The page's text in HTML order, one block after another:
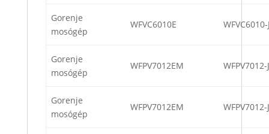
Gorenje
mosógép
WFVC6010E
Gorenje
mosógép
WFPV7012EM
Gorenje
mosógép
WFPV7012EM